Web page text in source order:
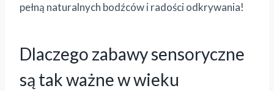
pełną naturalnych bodźców i radości odkrywania!
Dlaczego zabawy sensoryczne
są tak ważne w wieku